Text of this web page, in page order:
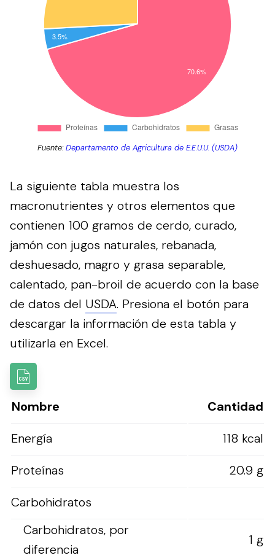
Fuente:Departamento de Agricultura de E.E.U.U. (USDA)
La siguiente tabla muestra los
macronutrientes y otros elementos que
contienen 100 gramos de cerdo, curado,
jamón con jugos naturales, rebanada,
deshuesado, magro y grasa separable,
calentado, pan-broil de acuerdo con la base
de datos del USDA. Presiona el botón para
descargar la información de esta tabla y
utilizarla en Excel.
Nombre
Cantidad
Energía
118 kcal
Proteínas
20.9 g
Carbohidratos
Carbohidratos, por
diferencia
1 g